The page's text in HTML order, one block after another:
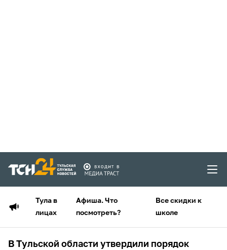
Тула в
лицах
Афиша. Что
посмотреть?
Все скидки к
школе
В Тульской области утвердили порядок